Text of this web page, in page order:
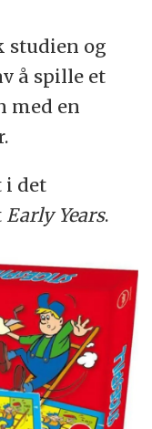
studien og
å spille et
med en
i det
Early Years.